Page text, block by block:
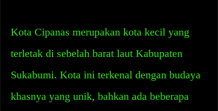
Kota Cipanas merupakan kota kecil yang
terletak di sebelah barat laut Kabupaten
Sukabumi. Kota ini terkenal dengan budaya
khasnya yang unik, bahkan ada beberapa